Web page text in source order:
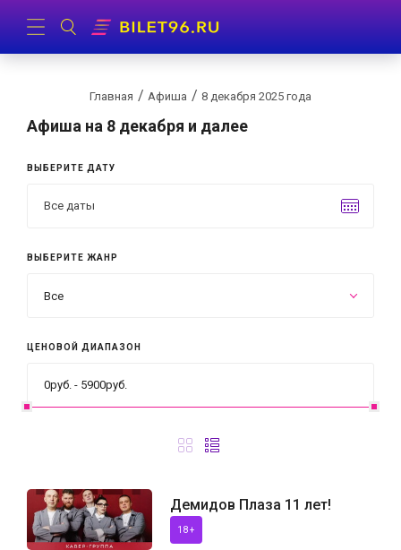
Главная Афиша 8 декабря 2025 года
Афиша на 8 декабря и далее
ВЫБЕРИТЕ ДАТУ
ВЫБЕРИТЕ ЖАНР
Все
ЦЕНОВОЙ ДИАПАЗОН
Демидов Плаза 11 лет!
18+